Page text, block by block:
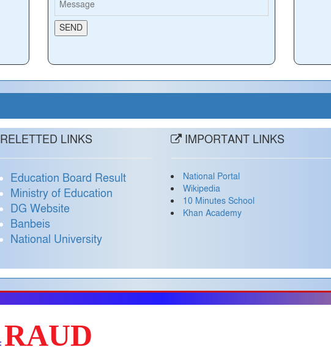
RELETTED LINKS
Education Board Result
Ministry of Education
DG Website
Banbeis
National University
IMPORTANT LINKS
National Portal
Wikipedia
10 Minutes School
Khan Academy
RAUD